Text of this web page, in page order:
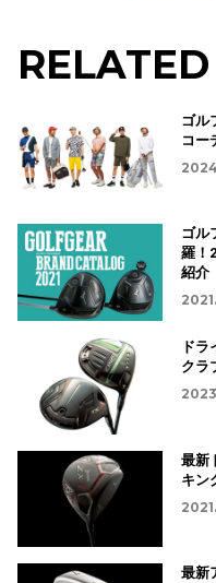
RELATED
ゴル
コー
ゴル
羅！
紹介
ド
クラ
最新
キン
最新